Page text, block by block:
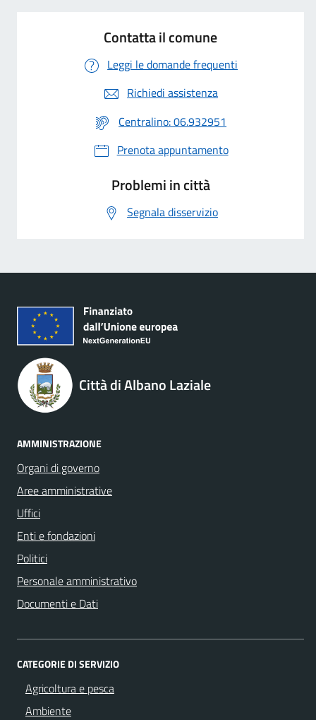
Contatta il comune
Leggi le domande frequenti
Richiedi assistenza
Centralino: 06.932951
Prenota appuntamento
Problemi in città
Segnala disservizio
Città di Albano Laziale
AMMINISTRAZIONE
Organi di governo
Aree amministrative
Uffici
Enti e fondazioni
Politici
Personale amministrativo
Documenti e Dati
CATEGORIE DI SERVIZIO
Agricoltura e pesca
Ambiente